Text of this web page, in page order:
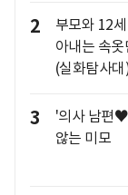
2
부모와 12
아내는 속
(실화탐사
3
'의사 남편
않는 미모